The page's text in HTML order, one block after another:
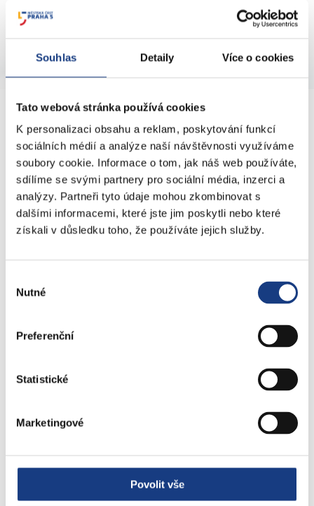
Souhlas Detaily Více o cookies
Tato webová stránka používá cookies
K personalizaci obsahu a reklam, poskytování funkcí
sociálních médií a analýze naší návštěvnosti využíváme
soubory cookie. Informace o tom, jak náš web používáte,
sdílíme se svými partnery pro sociální média, inzerci a
analýzy. Partneři tyto údaje mohou zkombinovat s
dalšími informacemi, které jste jim poskytli nebo které
získali v důsledku toho, že používáte jejich služby.
souhlasu
Nutné
Preferenční
Statistické
Marketingové
Povolit vše
KONTAKTY
nám. 14. října 4
Podatelna
Sociální záležitosti
Živnostenské záležitosti
Přestupky dopravní - objektivní odpovědnost
Doprava - zvláštní užívání komunikací
Doprava - přestupky na komunikacích
Osobní doklady